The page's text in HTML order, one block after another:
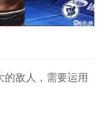
的敌人，需要运用